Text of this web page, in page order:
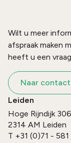
Wilt u meer
afspraak maken
heeft u een
Naar contact
Leiden
Hoge Rijndijk 306
2314 AM Leiden
T +31 (0)71 -